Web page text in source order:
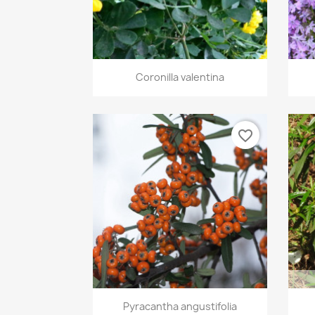
Aperçu rapide
Coronilla valentina
Aperçu rapide
Pyracantha angustifolia
favorite_border